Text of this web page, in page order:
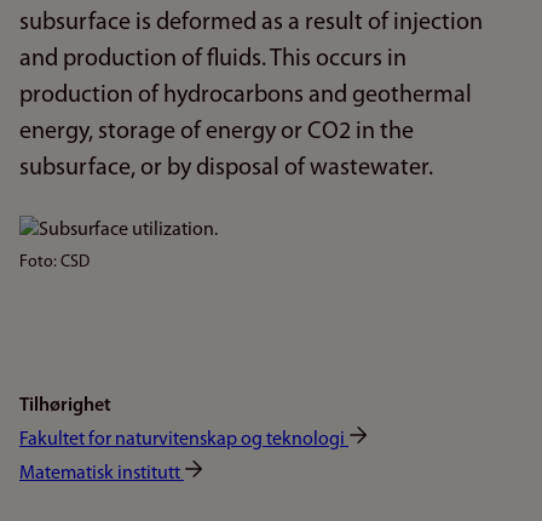
subsurface is deformed as a result of injection
and production of fluids. This occurs in
production of hydrocarbons and geothermal
energy, storage of energy or CO2 in the
subsurface, or by disposal of wastewater.
Bilde
Foto: CSD
Tilhørighet
Fakultet for naturvitenskap og teknologi
Matematisk institutt